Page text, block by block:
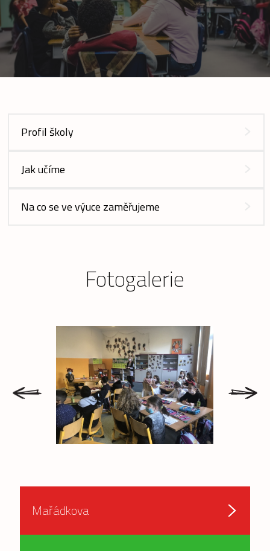
Profil školy
Jak učíme
Na co se ve výuce zaměřujeme
Fotogalerie
Mařádkova